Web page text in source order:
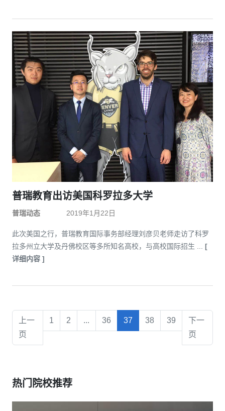
普瑞教育出访美国科罗拉多大学
普瑞动态 2019年1月22日
此次美国之行，普瑞教育国际事务部经理刘彦贝老师走访了科罗
拉多州立大学及丹佛校区等多所知名高校，与高校国际招生 ... [
详细内容 ]
上一
页
1 2 ... 36 37 38 39
下一
页
热门院校推荐